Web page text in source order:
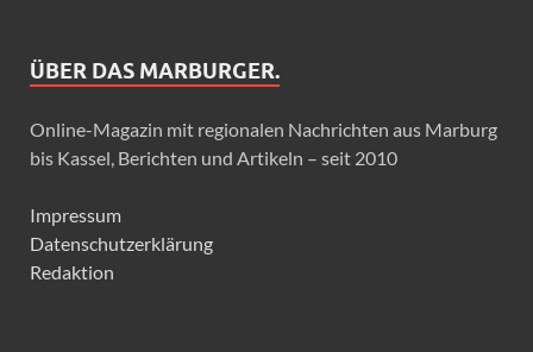
ÜBER DAS MARBURGER.
Online-Magazin mit regionalen Nachrichten aus Marburg
bis Kassel, Berichten und Artikeln – seit 2010
Impressum
Datenschutzerklärung
Redaktion